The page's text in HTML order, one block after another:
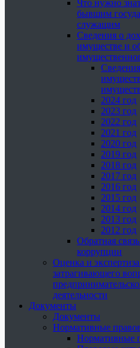
Что нужно
бывшим
служащим
Сведения о
имуществе и
2024 год
2023 год
2022 год
2021 год
2020 год
2019 год
2018 год
2017 год
2016 год
2015 год
2014 год
2013 год
2012 год
Обратная
коррупции
Оценка и
затрагивающего
деятельности
Документы
Документы
Нормативные
Нормативные